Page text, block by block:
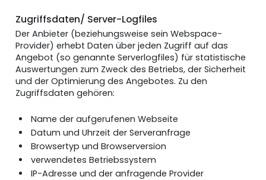
Zugriffsdaten/ Server-Logfiles
Der Anbieter (beziehungsweise sein Webspace-
Provider) erhebt Daten über jeden Zugriff auf das
Angebot (so genannte Serverlogfiles) für statistische
Auswertungen zum Zweck des Betriebs, der Sicherheit
und der Optimierung des Angebotes. Zu den
Zugriffsdaten gehören:
Name der aufgerufenen Webseite
Datum und Uhrzeit der Serveranfrage
Browsertyp und Browserversion
verwendetes Betriebssystem
IP-Adresse und der anfragende Provider